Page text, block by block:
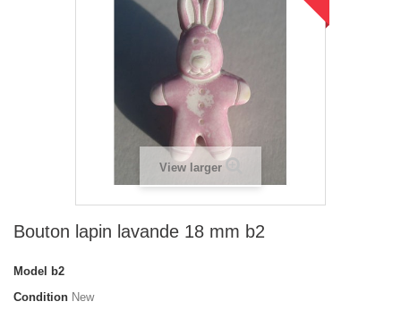
View larger
Bouton lapin lavande 18 mm b2
Model
b2
Condition New